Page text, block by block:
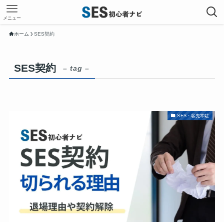
メニュー
ホーム SES契約
SES契約 – tag –
SES・客先常駐